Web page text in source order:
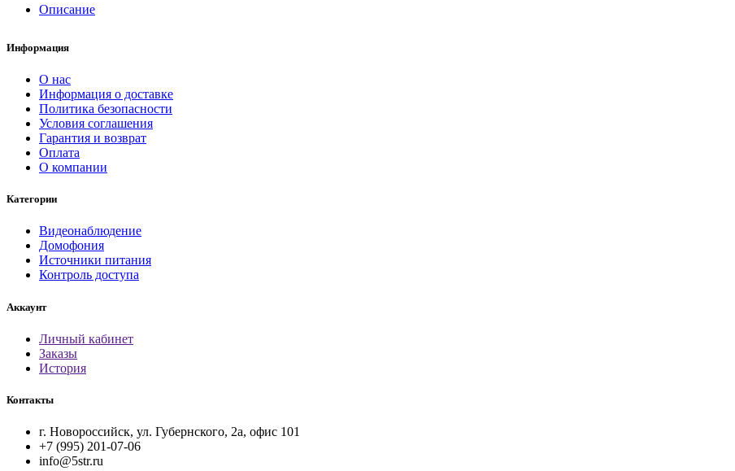
Описание
Информация
О нас
Информация о доставке
Политика безопасности
Условия соглашения
Гарантия и возврат
Оплата
О компании
Категории
Видеонаблюдение
Домофония
Источники питания
Контроль доступа
Аккаунт
Личный кабинет
Заказы
История
Контакты
г. Новороссийск, ул. Губернского, 2а, офис 101
+7 (995) 201-07-06
info@5str.ru